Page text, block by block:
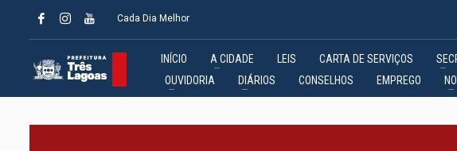
Cada Dia Melhor
INÍCIO A CIDADE LEIS CARTA DE SERVIÇOS
OUVIDORIA
DIÁRIOS CONSELHOS EMPREGO